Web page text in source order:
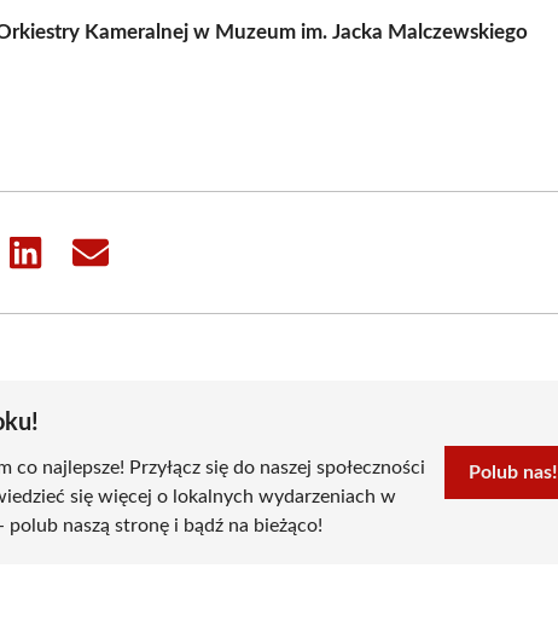
Kameralnej w Muzeum im. Jacka Malczewskiego
Share
Share
najlepsze! Przyłącz się do naszej społeczności
się więcej o lokalnych wydarzeniach w
polub naszą stronę i bądź na bieżąco!
Polub nas!